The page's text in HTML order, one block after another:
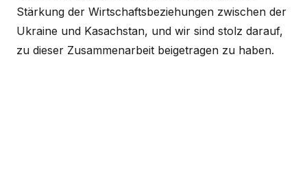
Stärkung der Wirtschaftsbeziehungen zwischen der
Ukraine und Kasachstan, und wir sind stolz darauf,
zu dieser Zusammenarbeit beigetragen zu haben.